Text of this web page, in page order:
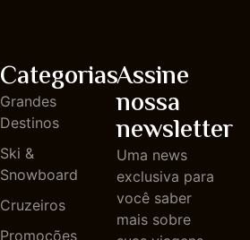
Categorias
Grandes
Destinos
Ski &
Snowboard
Cruzeiros
Promoções
Assine
nossa
newsletter
Uma news
exclusiva para
você saber
mais sobre